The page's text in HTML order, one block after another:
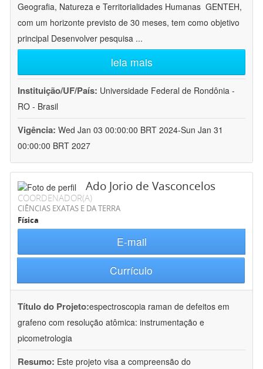
Geografia, Natureza e Territorialidades Humanas  GENTEH,
com um horizonte previsto de 30 meses, tem como objetivo
principal Desenvolver pesquisa ...
leia mais
Instituição/UF/País: Universidade Federal de Rondônia -
RO - Brasil
Vigência: Wed Jan 03 00:00:00 BRT 2024-Sun Jan 31
00:00:00 BRT 2027
Ado Jorio de Vasconcelos
COORDENADOR(A)
CIÊNCIAS EXATAS E DA TERRA
Física
E-mail
Currículo
Título do Projeto:espectroscopia raman de defeitos em
grafeno com resolução atômica: instrumentação e
picometrologia
Resumo: Este projeto visa a compreensão do